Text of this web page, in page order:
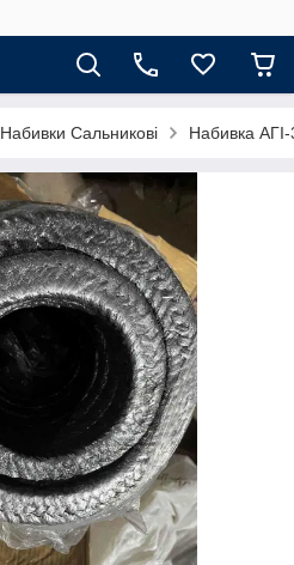
Набивки Сальникові Набивка